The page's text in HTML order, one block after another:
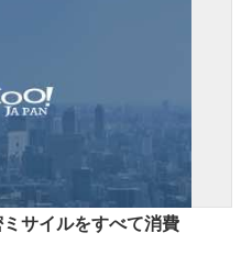
サイルをすべて消費